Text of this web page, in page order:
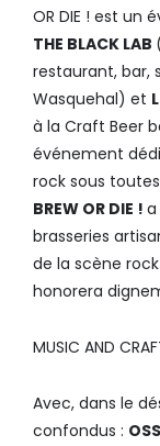
OR DIE ! est un
THE BLACK LAB
restaurant, bar,
Wasquehal) et
à la Craft Beer
événement
rock sous
BREW OR DIE !
brasseries
de la scène
honorera
MUSIC AND
Avec, dans le
confondus :